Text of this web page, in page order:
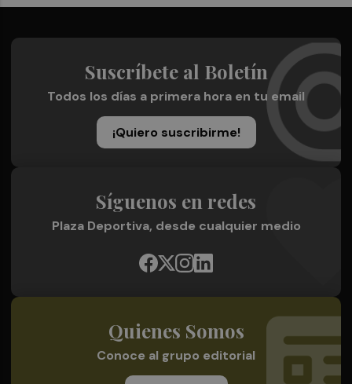
Suscríbete al Boletín
Todos los días a primera hora en tu email
¡Quiero suscribirme!
Síguenos en redes
Plaza Deportiva, desde cualquier medio
Quienes Somos
Conoce al grupo editorial